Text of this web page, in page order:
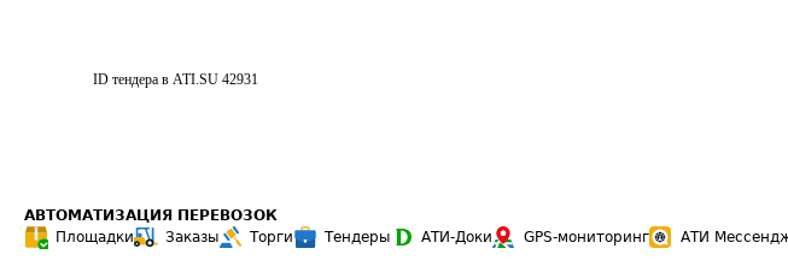
ID тендера в ATI.SU 42931
АВТОМАТИЗАЦИЯ ПЕРЕВОЗОК
Площадки
Заказы Торги Тендеры АТИ-Доки GPS-мониторинг АТИ